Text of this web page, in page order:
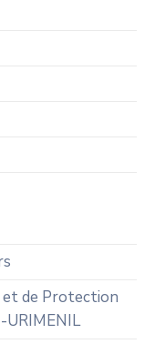
et de Protection
URIMENIL